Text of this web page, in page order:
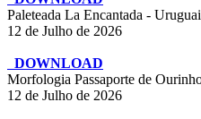
Paleteada La Encantada -
12 de Julho de 2026
DOWNLOAD
Morfologia Passaporte de
12 de Julho de 2026